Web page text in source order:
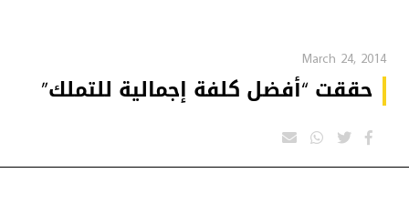
March 24, 2014
حققت “أفضل كلفة إجمالية للتملك”